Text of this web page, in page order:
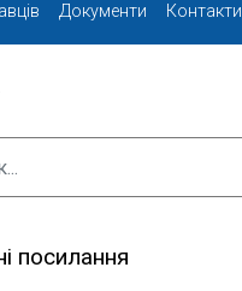
Документи Контакти
посилання